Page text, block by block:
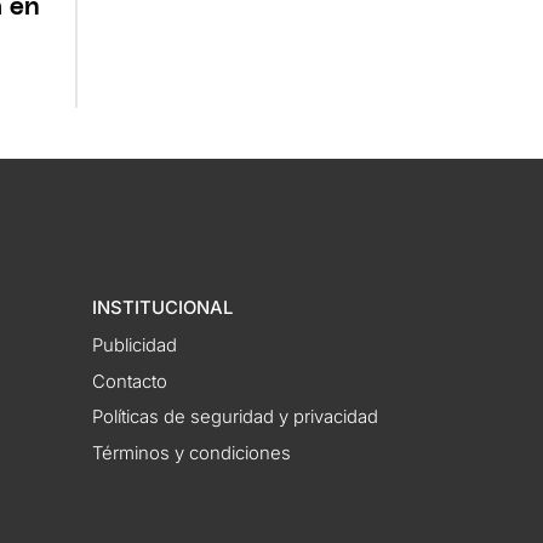
en
INSTITUCIONAL
Publicidad
Contacto
Políticas de seguridad y privacidad
Términos y condiciones